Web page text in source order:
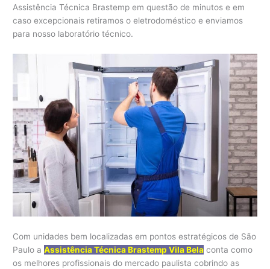
Assistência Técnica Brastemp em questão de minutos e em
caso excepcionais retiramos o eletrodoméstico e enviamos
para nosso laboratório técnico.
Com unidades bem localizadas em pontos estratégicos de São
Paulo aAssistência Técnica Brastemp Vila Bela conta como
os melhores profissionais do mercado paulista cobrindo as